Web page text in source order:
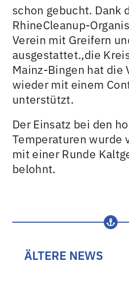
schon gebucht. Dank
RhineCleanup-
Verein mit Greifern
ausgestattet.,die
Mainz-Bingen hat die
wieder mit einem
unterstützt.
Der Einsatz bei den
Temperaturen wurde
mit einer Runde
belohnt.
ÄLTERE NEWS